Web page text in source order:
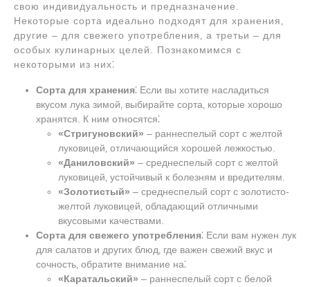
свою индивидуальность и предназначение.
Некоторые сорта идеально подходят для хранения‚
другие – для свежего употребления‚ а третьи – для
особых кулинарных целей. Познакомимся с
некоторыми из них⁚
Сорта для хранения⁚ Если вы хотите насладиться
вкусом лука зимой‚ выбирайте сорта‚ которые хорошо
хранятся. К ним относятся⁚
«Стригуновский» – раннеспелый сорт с желтой
луковицей‚ отличающийся хорошей лежкостью.
«Даниловский» – среднеспелый сорт с желтой
луковицей‚ устойчивый к болезням и вредителям.
«Золотистый» – среднеспелый сорт с золотисто-
желтой луковицей‚ обладающий отличными
вкусовыми качествами.
Сорта для свежего употребления⁚ Если вам нужен лук
для салатов и других блюд‚ где важен свежий вкус и
сочность‚ обратите внимание на⁚
«Каратальский» – раннеспелый сорт с белой